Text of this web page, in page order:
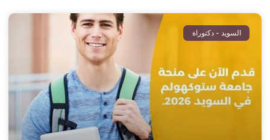
السويد - دكتوراة